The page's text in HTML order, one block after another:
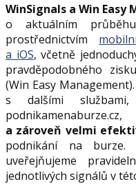
WinSignals a Win
o aktuálním
prostřednictvím
a iOS, včetně
pravděpodobného
(Win Easy
s dalšími
a zároveň velmi
podnikání na burze.
uveřejňujeme
jednotlivých signálů v